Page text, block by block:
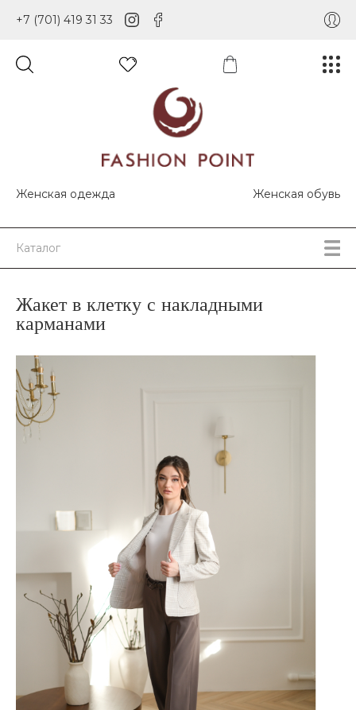
+7 (701) 419 31 33
Женская одежда Женская обувь
Каталог
Жакет в клетку с накладными
карманами